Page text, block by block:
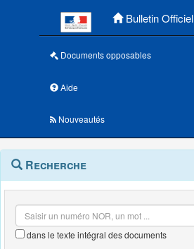
Bulletin Officiel
Documents opposables
Aide
Nouveautés
Navigation
outils
Menu
contextuel
Recherche
dans le texte intégral des documents